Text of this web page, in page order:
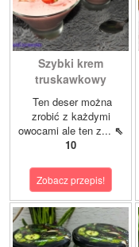
Szybki krem
truskawkowy
Ten deser można
zrobić z każdymi
owocami ale ten z... ⇖
10
Zobacz przepis!